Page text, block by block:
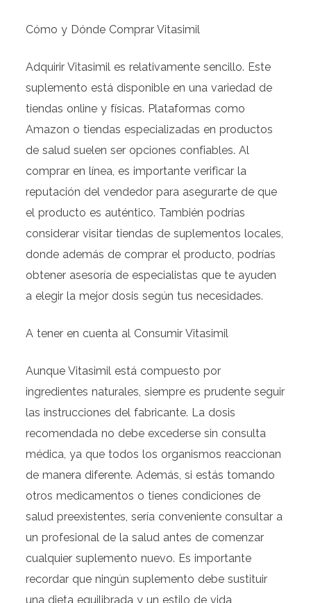
Cómo y Dónde Comprar Vitasimil
Adquirir Vitasimil es relativamente sencillo. Este
suplemento está disponible en una variedad de
tiendas online y físicas. Plataformas como
Amazon o tiendas especializadas en productos
de salud suelen ser opciones confiables. Al
comprar en línea, es importante verificar la
reputación del vendedor para asegurarte de que
el producto es auténtico. También podrías
considerar visitar tiendas de suplementos locales,
donde además de comprar el producto, podrías
obtener asesoría de especialistas que te ayuden
a elegir la mejor dosis según tus necesidades.
A tener en cuenta al Consumir Vitasimil
Aunque Vitasimil está compuesto por
ingredientes naturales, siempre es prudente seguir
las instrucciones del fabricante. La dosis
recomendada no debe excederse sin consulta
médica, ya que todos los organismos reaccionan
de manera diferente. Además, si estás tomando
otros medicamentos o tienes condiciones de
salud preexistentes, sería conveniente consultar a
un profesional de la salud antes de comenzar
cualquier suplemento nuevo. Es importante
recordar que ningún suplemento debe sustituir
una dieta equilibrada y un estilo de vida